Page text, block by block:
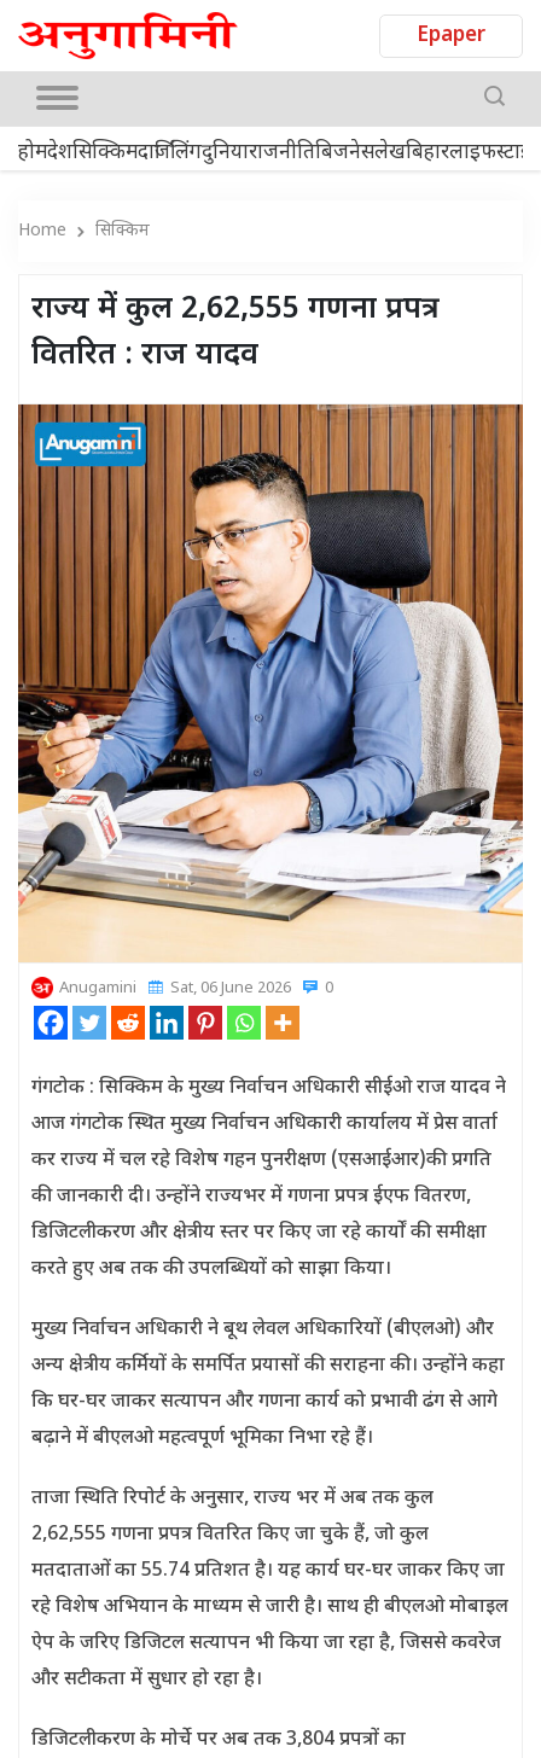
Epaper
होमदेशसिक्किमदार्जिलिंगदुनियाराजनीतिबिजनेसलेखबिहार
Home सिक्किम
राज्य में कुल 2,62,555 गणना प्रपत्र
वितरित : राज यादव
Anugamini Sat, 06 June 2026 0
गंगटोक : सिक्किम के मुख्य निर्वाचन अधिकारी सीईओ राज यादव ने
आज गंगटोक स्थित मुख्य निर्वाचन अधिकारी कार्यालय में प्रेस वार्ता
कर राज्य में चल रहे विशेष गहन पुनरीक्षण (एसआईआर)की प्रगति
की जानकारी दी। उन्होंने राज्यभर में गणना प्रपत्र ईएफ वितरण,
डिजिटलीकरण और क्षेत्रीय स्तर पर किए जा रहे कार्यों की समीक्षा
करते हुए अब तक की उपलब्धियों को साझा किया।
मुख्य निर्वाचन अधिकारी ने बूथ लेवल अधिकारियों (बीएलओ) और
अन्य क्षेत्रीय कर्मियों के समर्पित प्रयासों की सराहना की। उन्होंने कहा
कि घर-घर जाकर सत्यापन और गणना कार्य को प्रभावी ढंग से आगे
बढ़ाने में बीएलओ महत्वपूर्ण भूमिका निभा रहे हैं।
ताजा स्थिति रिपोर्ट के अनुसार, राज्य भर में अब तक कुल
2,62,555 गणना प्रपत्र वितरित किए जा चुके हैं, जो कुल
मतदाताओं का 55.74 प्रतिशत है। यह कार्य घर-घर जाकर किए जा
रहे विशेष अभियान के माध्यम से जारी है। साथ ही बीएलओ मोबाइल
ऐप के जरिए डिजिटल सत्यापन भी किया जा रहा है, जिससे कवरेज
और सटीकता में सुधार हो रहा है।
डिजिटलीकरण के मोर्चे पर अब तक 3,804 प्रपत्रों का